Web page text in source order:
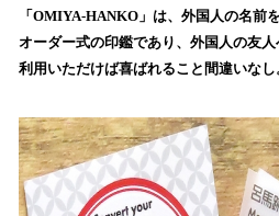
み
中
で
「OMIYA-HANKO」は、外国人の名前
オーダー式の印鑑であり、外国人の友
利用いただけば喜ばれること間違いなし